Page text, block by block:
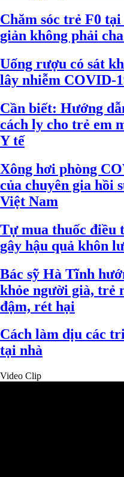
Chăm sóc trẻ F0
giản không phải
Uống rượu có sát
lây nhiễm COVID-
Cần biết: Hướng
cách ly cho trẻ em
Y tế
Xông hơi phòng
của chuyên gia hồi
Việt Nam
Tự mua thuốc điều
gây hậu quả khôn
Bác sỹ Hà Tĩnh
khỏe người già, trẻ
đậm, rét hại
Cách làm dịu các
tại nhà
Video Clip